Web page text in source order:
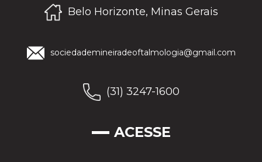
Belo Horizonte, Minas Gerais
sociedademineiradeoftalmologia@gmail.com
(31) 3247-1600
ACESSE